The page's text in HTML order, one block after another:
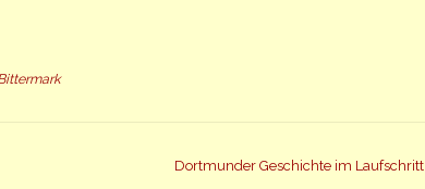
Dortmunder Geschichte im Laufschritt